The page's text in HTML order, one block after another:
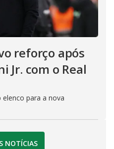
reforço após
Jr. com o Real
elenco para a nova
NOTÍCIAS